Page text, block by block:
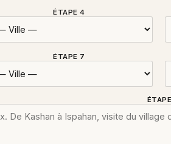
ÉTAPE 4
ÉTAPE 7